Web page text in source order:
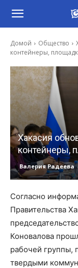
Домой Общество
контейнеры,
Хакасия
контейнеры,
Валерия Радеева
Согласно
Правительства
Коновалова
рабочей группы,
твердыми